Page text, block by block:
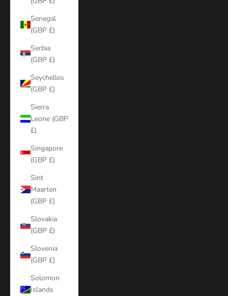
Senegal
(GBP £)
Serbia
(GBP £)
Seychelles
(GBP £)
Sierra
Leone (GBP
£)
Singapore
(GBP £)
Sint
Maarten
(GBP £)
Slovakia
(GBP £)
Slovenia
(GBP £)
Solomon
Islands